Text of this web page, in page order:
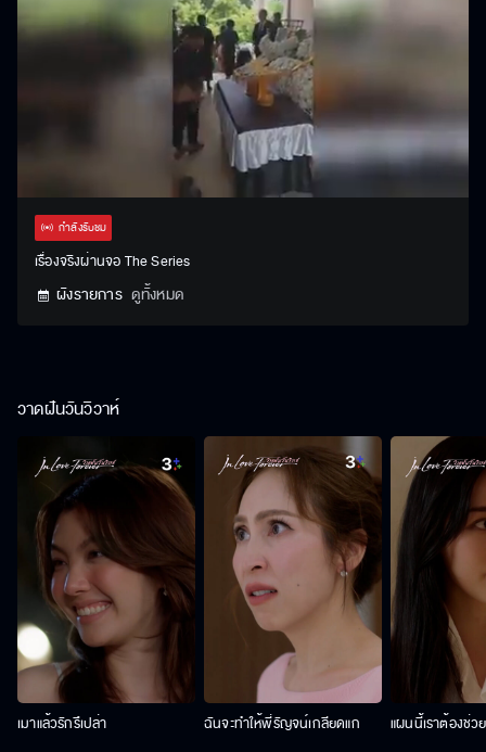
กำลังรับชม
เรื่องจริงผ่านจอ The Series
ผังรายการ ดูทั้งหมด
วาดฝันวันวิวาห์
เมาแล้วรักรึเปล่า ฉันจะทำให้พี่รัญจน์เกลียดแก แผนนี้เราต้องช่ว